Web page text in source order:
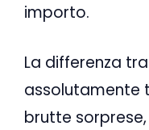
importo.
La differenza
assolutamente
brutte